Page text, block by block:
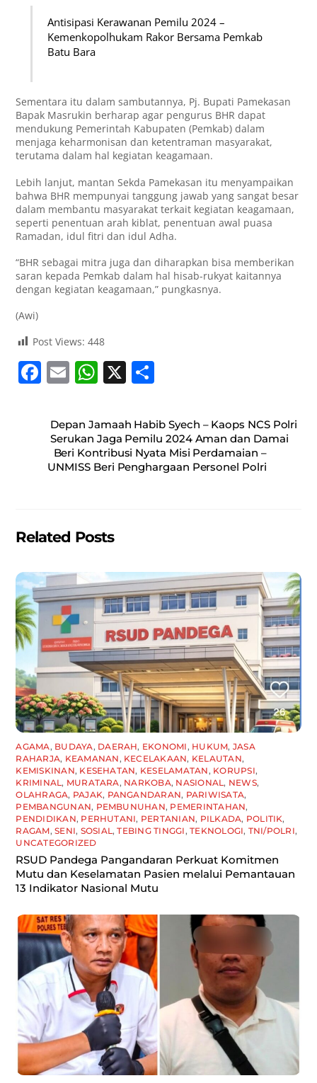
Antisipasi Kerawanan Pemilu 2024 –
Kemenkopolhukam Rakor Bersama Pemkab
Batu Bara
Sementara itu dalam sambutannya, Pj. Bupati Pamekasan
Bapak Masrukin berharap agar pengurus BHR dapat
mendukung Pemerintah Kabupaten (Pemkab) dalam
menjaga keharmonisan dan ketentraman masyarakat,
terutama dalam hal kegiatan keagamaan.
Lebih lanjut, mantan Sekda Pamekasan itu menyampaikan
bahwa BHR mempunyai tanggung jawab yang sangat besar
dalam membantu masyarakat terkait kegiatan keagamaan,
seperti penentuan arah kiblat, penentuan awal puasa
Ramadan, idul fitri dan idul Adha.
“BHR sebagai mitra juga dan diharapkan bisa memberikan
saran kepada Pemkab dalam hal hisab-rukyat kaitannya
dengan kegiatan keagamaan,” pungkasnya.
(Awi)
Post Views: 448
F
c
e
b
k
E
ai
l
W
at
s
A
X
ar
e
Depan Jamaah Habib Syech – Kaops NCS Polri
Serukan Jaga Pemilu 2024 Aman dan Damai
Beri Kontribusi Nyata Misi Perdamaian –
UNMISS Beri Penghargaan Personel Polri
Related Posts
AGAMA, BUDAYA, DAERAH, EKONOMI , HUKUM, JASA
RAHARJA, KEAMANAN , KECELAKAAN, KELAUTAN,
KEMISKINAN, KESEHATAN, KESELAMATAN , KORUPSI,
KRIMINAL , MURATARA, NARKOBA, NASIONAL , NEWS,
OLAHRAGA, PAJAK, PANGANDARAN, PARIWISATA,
PEMBANGUNAN, PEMBUNUHAN, PEMERINTAHAN,
PENDIDIKAN, PERHUTANI, PERTANIAN, PILKADA, POLITIK,
RAGAM,SENI, SOSIAL ,TEBING TINGGI ,TEKNOLOGI, TNI/POLRI,
UNCATEGORIZED
RSUD Pandega Pangandaran Perkuat Komitmen
Mutu dan Keselamatan Pasien melalui Pemantauan
13 Indikator Nasional Mutu